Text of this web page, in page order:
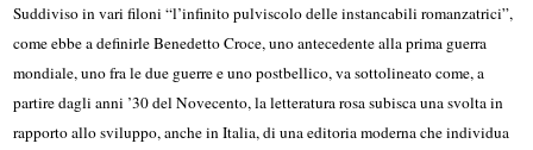
Suddiviso in vari filoni “l’infinito pulviscolo delle instancabili romanzatrici”,
come ebbe a definirle Benedetto Croce, uno antecedente alla prima guerra
mondiale, uno fra le due guerre e uno postbellico, va sottolineato come, a
partire dagli anni ’30 del Novecento, la letteratura rosa subisca una svolta in
rapporto allo sviluppo, anche in Italia, di una editoria moderna che individua